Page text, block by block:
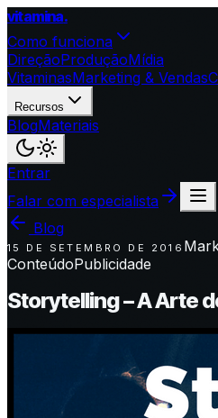
vitamina.
Como funciona
DireçãoProduçãoMídia
VitaminasMarketing & Vendas
Recursos
BlogMateriais
Entrar
Falar com especialista
Blog
15 DE SETEMBRO DE 2016
ConteúdoPublicidade
Storytelling – A Arte